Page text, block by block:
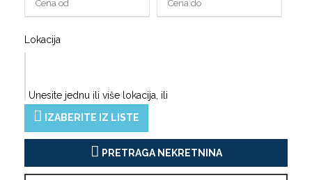
Lokacija
Unesite jednu ili više lokacija, ili
IZABERITE IZ LISTE
PRETRAGA NEKRETNINA